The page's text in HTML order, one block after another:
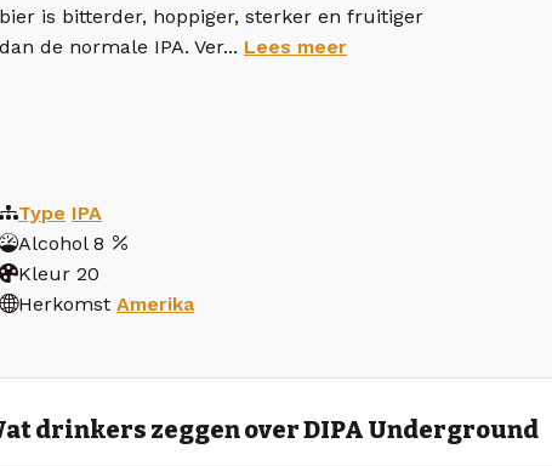
bier is bitterder, hoppiger, sterker en fruitiger
dan de normale IPA. Ver... Lees meer
Type IPA
Alcohol 8
Kleur 20
Herkomst Amerika
drinkers zeggen over DIPA Underground